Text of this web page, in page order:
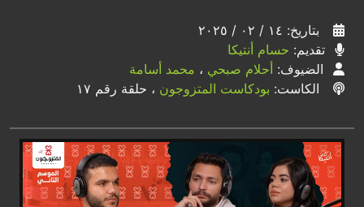
بتاريخ: ١٤ / ٠٢ / ٢٠٢٥
تقديم: حسام أنتيكا
الضيوف: أحلام صبحي ، محمد أسامة
الكاست: بودكاست المتزوجون ، حلقة رقم ١٧